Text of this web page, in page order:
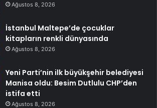
Ağustos 8, 2026
İstanbul Maltepe’de çocuklar
kitapların renkli dünyasında
Ağustos 8, 2026
Yeni Parti’nin ilk büyükşehir belediyesi
Manisa oldu: Besim Dutlulu CHP’den
istifa etti
Ağustos 8, 2026